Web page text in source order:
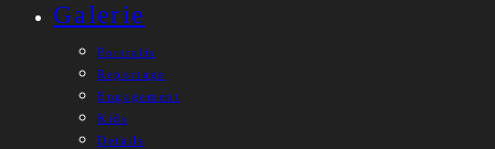
Galerie
Portraits
Reportage
Engagement
Kids
Details